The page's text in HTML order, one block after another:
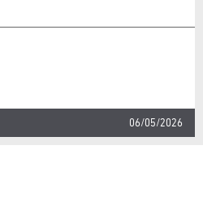
06/05/2026